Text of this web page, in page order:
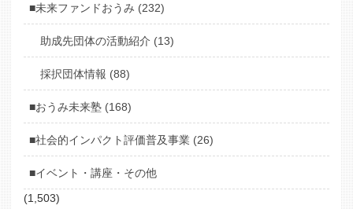
■未来ファンドおうみ (232)
助成先団体の活動紹介 (13)
採択団体情報 (88)
■おうみ未来塾 (168)
■社会的インパクト評価普及事業 (26)
■イベント・講座・その他
(1,503)